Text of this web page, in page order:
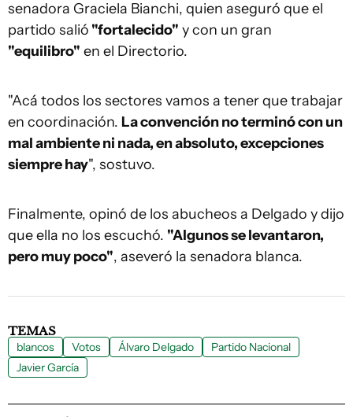
senadora Graciela Bianchi, quien aseguró que el
partido salió "fortalecido" y con un gran
"equilibro" en el Directorio.
"Acá todos los sectores vamos a tener que trabajar
en coordinación. La convención no terminó con un
mal ambiente ni nada, en absoluto, excepciones
siempre hay", sostuvo.
Finalmente, opinó de los abucheos a Delgado y dijo
que ella no los escuchó. "Algunos se levantaron,
pero muy poco", aseveró la senadora blanca.
TEMAS
blancos Votos Álvaro Delgado
Partido Nacional
Javier García